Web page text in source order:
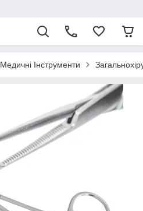
Медичні Інструменти